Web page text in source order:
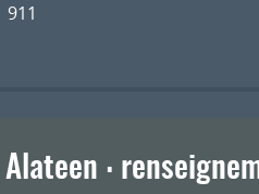
911
Alateen :